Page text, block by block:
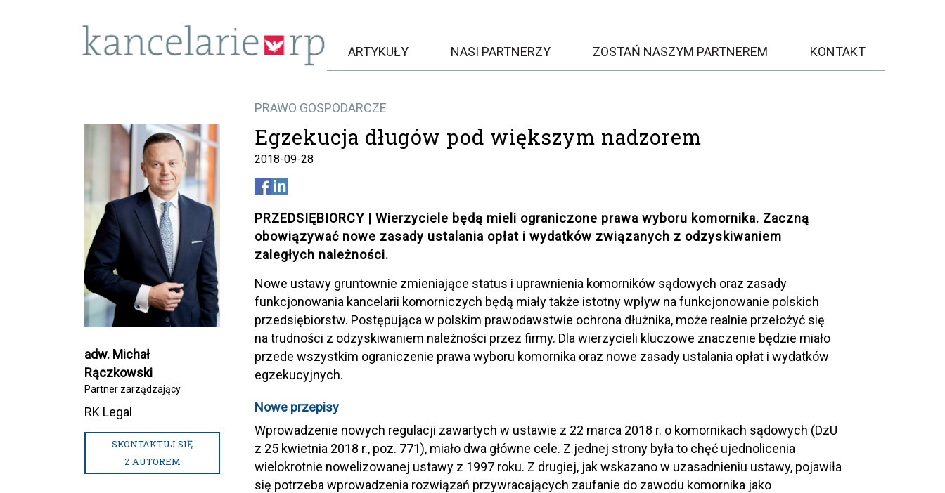
ARTYKUŁY NASI PARTNERZY ZOSTAŃ NASZYM PARTNEREM KONTAKT
PRAWO GOSPODARCZE
Egzekucja długów pod większym nadzorem
2018-09-28
PRZEDSIĘBIORCY | Wierzyciele będą mieli ograniczone prawa wyboru komornika. Zaczną
obowiązywać nowe zasady ustalania opłat i wydatków związanych z odzyskiwaniem
zaległych należności.
Nowe ustawy gruntownie zmieniające status i uprawnienia komorników sądowych oraz zasady
funkcjonowania kancelarii komorniczych będą miały także istotny wpływ na funkcjonowanie polskich
przedsiębiorstw. Postępująca w polskim prawodawstwie ochrona dłużnika, może realnie przełożyć się
na trudności z odzyskiwaniem należności przez firmy. Dla wierzycieli kluczowe znaczenie będzie miało
przede wszystkim ograniczenie prawa wyboru komornika oraz nowe zasady ustalania opłat i wydatków
egzekucyjnych.
Nowe przepisy
Wprowadzenie nowych regulacji zawartych w ustawie z 22 marca 2018 r. o komornikach sądowych (DzU
z 25 kwietnia 2018 r., poz. 771), miało dwa główne cele. Z jednej strony była to chęć ujednolicenia
wielokrotnie nowelizowanej ustawy z 1997 roku. Z drugiej, jak wskazano w uzasadnieniu ustawy, pojawiła
się potrzeba wprowadzenia rozwiązań przywracających zaufanie do zawodu komornika jako
adw. Michał
Rączkowski
Partner zarządzający
RK Legal
SKONTAKTUJ SIĘ
Z AUTOREM